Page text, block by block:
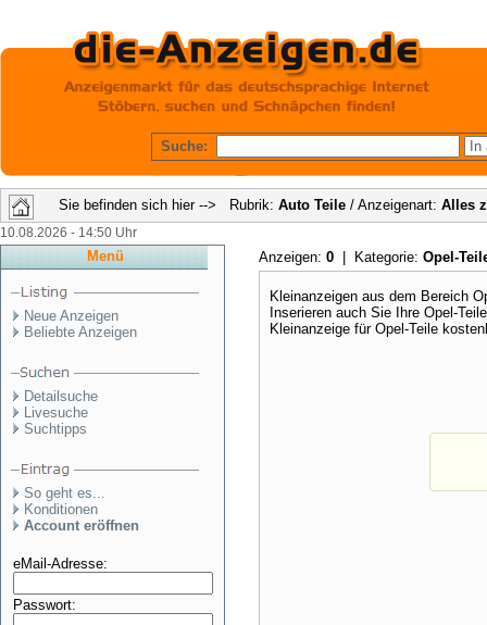
Suche:
Sie befinden sich hier --> Rubrik: Auto Teile / Anzeigenart: Alles
10.08.2026 - 14:50 Uhr
Menü
Neue Anzeigen
Beliebte Anzeigen
Detailsuche
Livesuche
Suchtipps
So geht es...
Konditionen
Account eröffnen
eMail-Adresse:
Passwort:
Anzeigen: 0 | Kategorie: Opel-
Kleinanzeigen aus dem Bereich
Inserieren auch Sie Ihre Opel-
Kleinanzeige für Opel-Teile